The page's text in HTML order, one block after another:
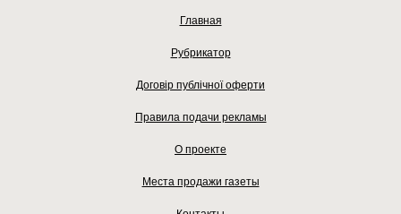
Главная
Рубрикатор
Договір публічної оферти
Правила подачи рекламы
О проекте
Места продажи газеты